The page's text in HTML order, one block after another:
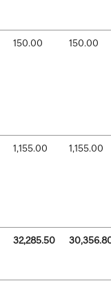
150.00 150.00
1,155.00 1,155.00
32,285.50